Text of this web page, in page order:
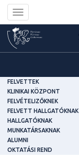
Toggle
navigation
FELVETTEK
KLINIKAI KÖZPONT
FELVÉTELIZŐKNEK
FELVETT HALLGATÓKNAK
HALLGATÓKNAK
MUNKATÁRSAKNAK
ALUMNI
OKTATÁSI REND